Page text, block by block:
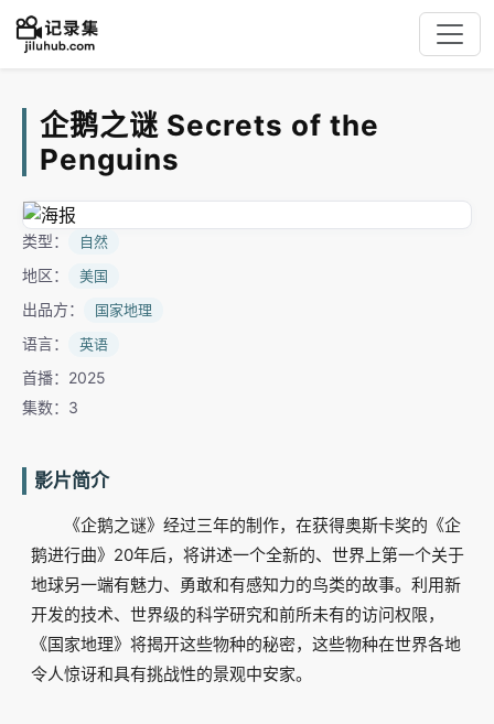
企鹅之谜 Secrets of the
Penguins
类型： 自然
地区： 美国
出品方： 国家地理
语言： 英语
首播：2025
集数：3
影片简介
《企鹅之谜》经过三年的制作，在获得奥斯卡奖的《企
鹅进行曲》20年后，将讲述一个全新的、世界上第一个关于
地球另一端有魅力、勇敢和有感知力的鸟类的故事。利用新
开发的技术、世界级的科学研究和前所未有的访问权限，
《国家地理》将揭开这些物种的秘密，这些物种在世界各地
令人惊讶和具有挑战性的景观中安家。